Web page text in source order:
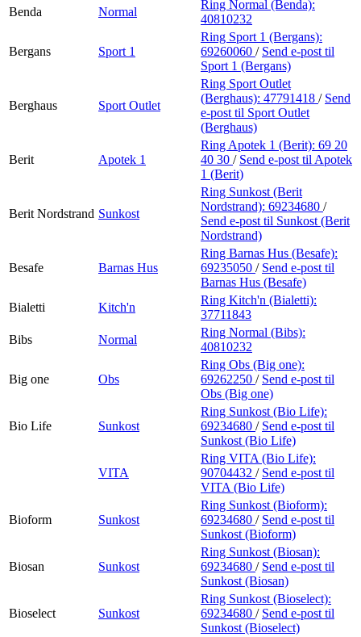
Benda
Normal
Ring Normal (Benda):
40810232
Bergans Sport 1
Ring Sport 1 (Bergans):
69260060 / Send e-post til
Sport 1 (Bergans)
Berghaus Sport Outlet
Ring Sport Outlet
(Berghaus): 47791418 / Send
e-post til Sport Outlet
(Berghaus)
Berit Apotek 1
Ring Apotek 1 (Berit): 69 20
40 30 / Send e-post til Apotek
1 (Berit)
Berit Nordstrand Sunkost
Ring Sunkost (Berit
Nordstrand): 69234680 /
Send e-post til Sunkost (Berit
Nordstrand)
Besafe Barnas Hus
Ring Barnas Hus (Besafe):
69235050 / Send e-post til
Barnas Hus (Besafe)
Bialetti
Kitch'n
Ring Kitch'n (Bialetti):
37711843
Bibs
Normal
Ring Normal (Bibs):
40810232
Big one Obs
Ring Obs (Big one):
69262250 / Send e-post til
Obs (Big one)
Bio Life Sunkost
Ring Sunkost (Bio Life):
69234680 / Send e-post til
Sunkost (Bio Life)
VITA
Ring VITA (Bio Life):
90704432 / Send e-post til
VITA (Bio Life)
Bioform Sunkost
Ring Sunkost (Bioform):
69234680 / Send e-post til
Sunkost (Bioform)
Biosan Sunkost
Ring Sunkost (Biosan):
69234680 / Send e-post til
Sunkost (Biosan)
Bioselect Sunkost
Ring Sunkost (Bioselect):
69234680 / Send e-post til
Sunkost (Bioselect)